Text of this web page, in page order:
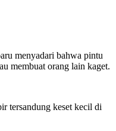
menyadari bahwa pintu
membuat orang lain kaget.
tersandung keset kecil di